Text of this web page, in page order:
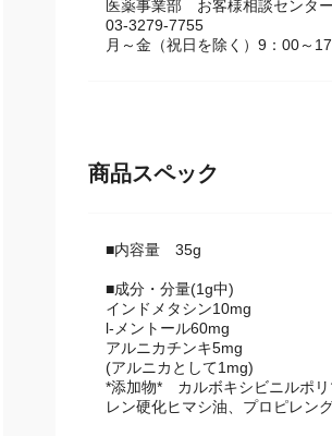
■問い合わせ先
興和株式会社
医薬事業部 お客様相談センター
■内容量 35g
■成分・分量(1g中)
インドメタシン10mg
l-メントール60mg
アルニカチンキ5mg
(アルニカとして1mg)